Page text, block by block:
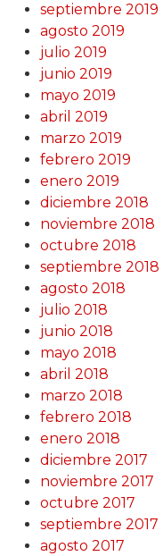
septiembre 2019
agosto 2019
julio 2019
junio 2019
mayo 2019
abril 2019
marzo 2019
febrero 2019
enero 2019
diciembre 2018
noviembre 2018
octubre 2018
septiembre 2018
agosto 2018
julio 2018
junio 2018
mayo 2018
abril 2018
marzo 2018
febrero 2018
enero 2018
diciembre 2017
noviembre 2017
octubre 2017
septiembre 2017
agosto 2017